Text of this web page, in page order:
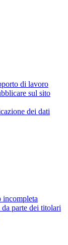
di lavoro
sul sito
dei dati
incompleta
parte dei titolari